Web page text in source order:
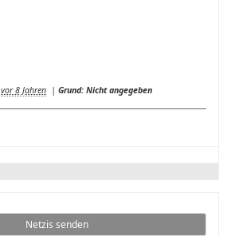
vor 8 Jahren | Grund: Nicht angegeben
Netzis senden